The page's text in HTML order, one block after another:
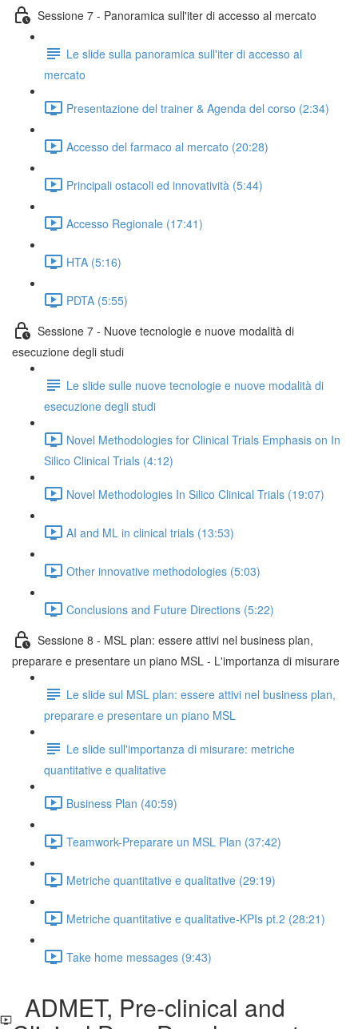
Sessione 7 - Panoramica sull'iter di accesso al mercato
Le slide sulla panoramica sull'iter di accesso al
mercato
Presentazione del trainer & Agenda del corso (2:34)
Accesso del farmaco al mercato (20:28)
Principali ostacoli ed innovatività (5:44)
Accesso Regionale (17:41)
HTA (5:16)
PDTA (5:55)
Sessione 7 - Nuove tecnologie e nuove modalità di
esecuzione degli studi
Le slide sulle nuove tecnologie e nuove modalità di
esecuzione degli studi
Novel Methodologies for Clinical Trials Emphasis on In
Silico Clinical Trials (4:12)
Novel Methodologies In Silico Clinical Trials (19:07)
AI and ML in clinical trials (13:53)
Other innovative methodologies (5:03)
Conclusions and Future Directions (5:22)
Sessione 8 - MSL plan: essere attivi nel business plan,
preparare e presentare un piano MSL - L'importanza di misurare
Le slide sul MSL plan: essere attivi nel business plan,
preparare e presentare un piano MSL
Le slide sull'importanza di misurare: metriche
quantitative e qualitative
Business Plan (40:59)
Teamwork-Preparare un MSL Plan (37:42)
Metriche quantitative e qualitative (29:19)
Metriche quantitative e qualitative-KPIs pt.2 (28:21)
Take home messages (9:43)
ADMET, Pre-clinical and